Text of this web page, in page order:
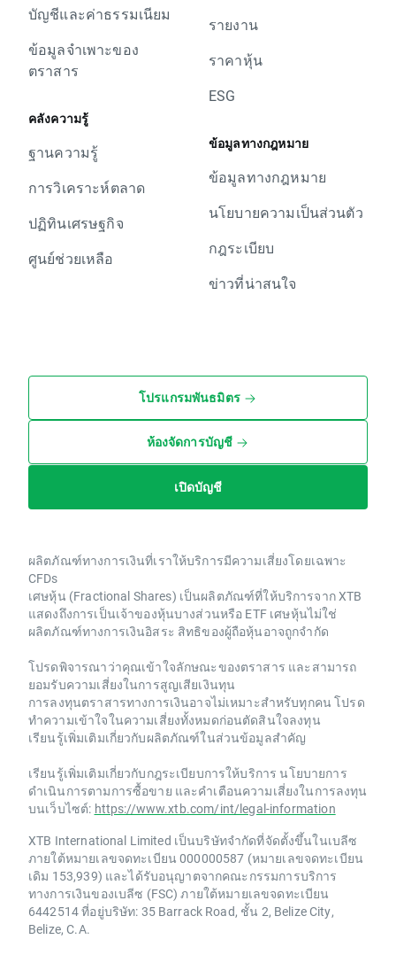
บัญชีและค่าธรรมเนียม
ข้อมูลจำเพาะของ
ตราสาร
คลังความรู้
ฐานความรู้
การวิเคราะห์ตลาด
ปฏิทินเศรษฐกิจ
ศูนย์ช่วยเหลือ
รายงาน
ราคาหุ้น
ESG
ข้อมูลทางกฎหมาย
ข้อมูลทางกฎหมาย
นโยบายความเป็นส่วนตัว
กฎระเบียบ
ข่าวที่น่าสนใจ
โปรแกรมพันธมิตร
ห้องจัดการบัญชี
เปิดบัญชี
ผลิตภัณฑ์ทางการเงินที่เราให้บริการมีความเสี่ยงโดยเฉพาะ
CFDs
เศษหุ้น (Fractional Shares) เป็นผลิตภัณฑ์ที่ให้บริการจาก XTB
แสดงถึงการเป็นเจ้าของหุ้นบางส่วนหรือ ETF เศษหุ้นไม่ใช่
ผลิตภัณฑ์ทางการเงินอิสระ สิทธิของผู้ถือหุ้นอาจถูกจำกัด
โปรดพิจารณาว่าคุณเข้าใจลักษณะของตราสาร และสามารถ
ยอมรับความเสี่ยงในการสูญเสียเงินทุน
การลงทุนตราสารทางการเงินอาจไม่เหมาะสำหรับทุกคน โปรด
ทำความเข้าใจในความเสี่ยงทั้งหมดก่อนตัดสินใจลงทุน
เรียนรู้เพิ่มเติมเกี่ยวกับผลิตภัณฑ์ในส่วนข้อมูลสำคัญ
เรียนรู้เพิ่มเติมเกี่ยวกับกฎระเบียบการให้บริการ นโยบายการ
ดำเนินการตามการซื้อขาย และคำเตือนความเสี่ยงในการลงทุน
บนเว็บไซต์: https://www.xtb.com/int/legal-information
XTB International Limited เป็นบริษัทจำกัดที่จัดตั้งขึ้นในเบลีซ
ภายใต้หมายเลขจดทะเบียน 000000587 (หมายเลขจดทะเบียน
เดิม 153,939) และได้รับอนุญาตจากคณะกรรมการบริการ
ทางการเงินของเบลีซ (FSC) ภายใต้หมายเลขจดทะเบียน
6442514 ที่อยู่บริษัท: 35 Barrack Road, ชั้น 2, Belize City,
Belize, C.A.